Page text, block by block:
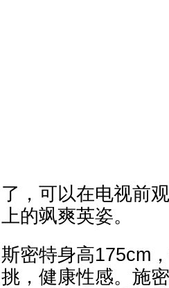
了，可以在电视前
上的飒爽英姿。
斯密特身高175cm
挑，健康性感。施